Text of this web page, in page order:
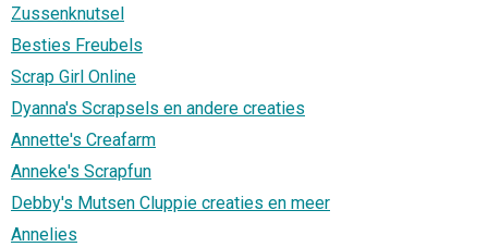
Zussenknutsel
Besties Freubels
Scrap Girl Online
Dyanna's Scrapsels en andere creaties
Annette's Creafarm
Anneke's Scrapfun
Debby's Mutsen Cluppie creaties en meer
Annelies